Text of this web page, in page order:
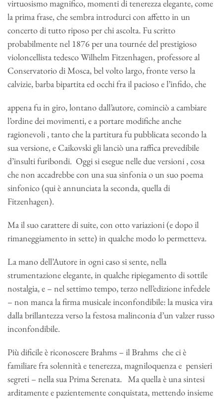
virtuosismo magnifico, momenti di tenerezza elegante, come
la prima frase, che sembra introdurci con affetto in un
concerto di tutto riposo per chi ascolta. Fu scritto
probabilmente nel 1876 per una tournée del prestigioso
violoncellista tedesco Wilhelm Fitzenhagen, professore al
Conservatorio di Mosca, bel volto largo, fronte verso la
calvizie, barba bipartita ed occhi fra il pacioso e l’infido, che
appena fu in giro, lontano dall’autore, cominciò a cambiare
l’ordine dei movimenti, e a portare modifiche anche
ragionevoli , tanto che la partitura fu pubblicata secondo la
sua versione, e Caikovski gli lanciò una raffica prevedibile
d’insulti furibondi. Oggi si esegue nelle due versioni , cosa
che non accadrebbe con una sua sinfonia o un suo poema
sinfonico (qui è annunciata la seconda, quella di
Fitzenhagen).
Ma il suo carattere di suite, con otto variazioni (e dopo il
rimaneggiamento in sette) in qualche modo lo permetteva.
La mano dell’Autore in ogni caso si sente, nella
strumentazione elegante, in qualche ripiegamento di sottile
nostalgia, e – nel settimo tempo, terzo nell’edizione infedele
– non manca la firma musicale inconfondibile: la musica vira
dalla brillantezza verso la festosa malinconia d’un valzer russo
inconfondibile.
Più dificile è riconoscere Brahms – il Brahms che ci è
familiare fra solennità e tenerezza, magniloquenza e pensieri
segreti – nella sua Prima Serenata. Ma quella è una sintesi
arditamente e pazientemente conquistata, mettendo insieme